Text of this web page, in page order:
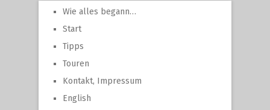
Wie alles begann…
Start
Tipps
Touren
Kontakt, Impressum
English